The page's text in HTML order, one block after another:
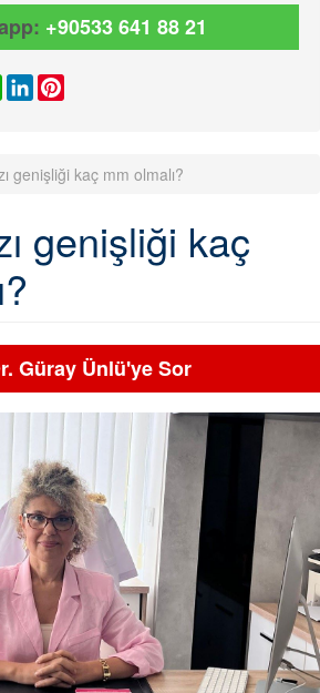
+90533 641 88 21
WhatsApp
LinkedIn
genişliği kaç mm olmalı?
genişliği kaç
Güray Ünlü'ye Sor